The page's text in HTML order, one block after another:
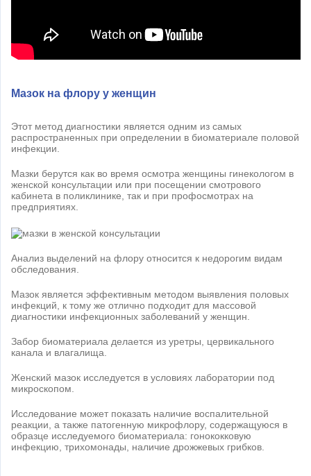
Мазок на флору у женщин
Этот метод диагностики является одним из самых
распространенных при определении в биоматериале половой
инфекции.
Мазки берутся как во время осмотра женщины гинекологом в
женской консультации или при посещении смотрового
кабинета в поликлинике, так и при профосмотрах на
предприятиях.
Анализ выделений на флору относится к недорогим видам
обследования.
Мазок является эффективным методом выявления половых
инфекций, к тому же отлично подходит для массовой
диагностики инфекционных заболеваний у женщин.
Забор биоматериала делается из уретры, цервикального
канала и влагалища.
Женский мазок исследуется в условиях лаборатории под
микроскопом.
Исследование может показать наличие воспалительной
реакции, а также патогенную микрофлору, содержащуюся в
образце исследуемого биоматериала: гонококковую
инфекцию, трихомонады, наличие дрожжевых грибков.